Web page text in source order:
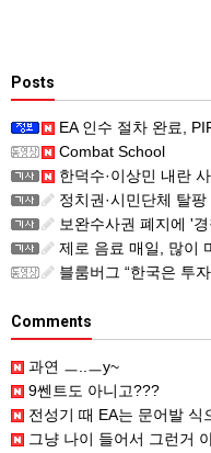
Posts
EA 인수 절차 완료,
Combat School
한덕수·이상민 내란 사
정치권·시민단체 탈팡 운동
보완수사권 폐지에 '경
제로 음료 매일, 많이 마
블룸버그 “한국은 투자 부
Comments
과연 ㅡ..ㅡy~
9쎈트도 아니고???
전성기 때 EA는 문어발 식으로 주목받는 개발 스
그냥 나이 들어서 그런거 아닌가요